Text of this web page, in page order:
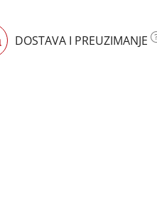
DOSTAVA I PREUZIMANJE